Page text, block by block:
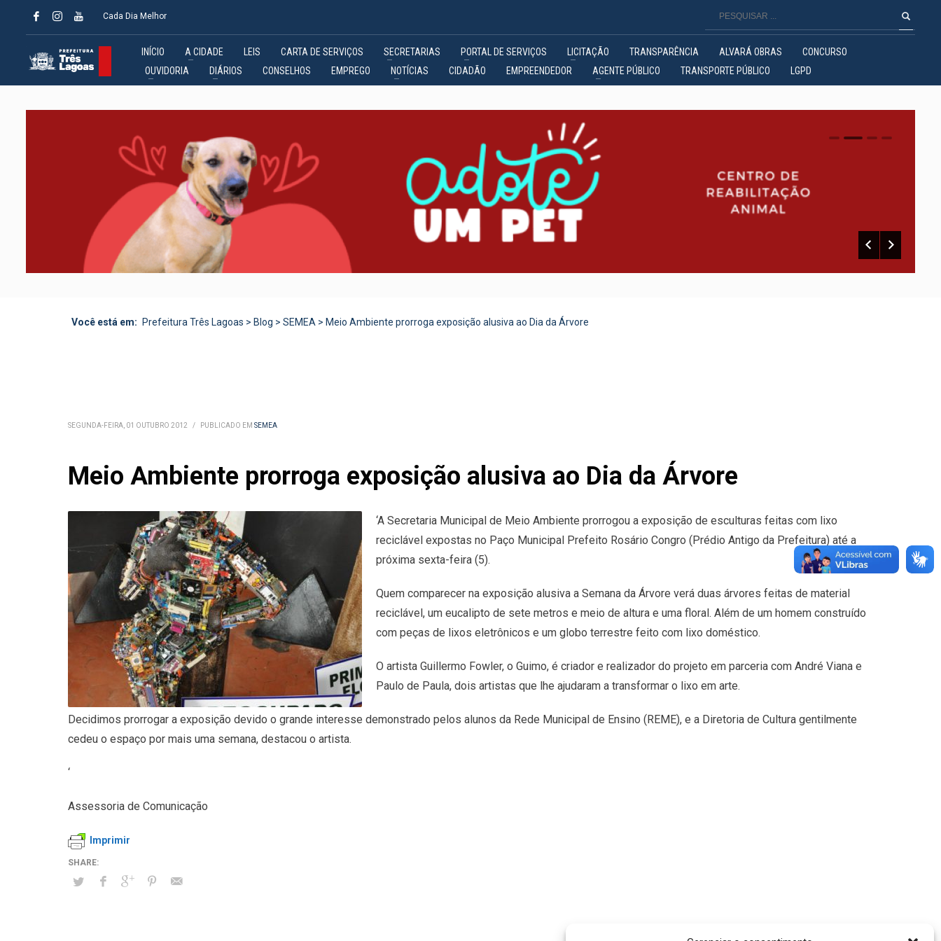
Cada Dia Melhor
INÍCIO A CIDADE LEIS CARTA DE SERVIÇOS SECRETARIAS PORTAL DE SERVIÇOS LICITAÇÃO TRANSPARÊNCIA ALVARÁ OBRAS
CONCURSO
OUVIDORIA
DIÁRIOS CONSELHOS EMPREGO NOTÍCIAS CIDADÃO EMPREENDEDOR AGENTE PÚBLICO TRANSPORTE PÚBLICO LGPD
0 1 2
Você está em: Prefeitura Três Lagoas > Blog > SEMEA > Meio Ambiente prorroga exposição alusiva ao Dia da Árvore
SEGUNDA-FEIRA, 01 OUTUBRO 2012 / PUBLICADO EM SEMEA
Meio Ambiente prorroga exposição alusiva ao Dia da Árvore
‘A Secretaria Municipal de Meio Ambiente prorrogou a exposição de esculturas feitas com lixo
reciclável expostas no Paço Municipal Prefeito Rosário Congro (Prédio Antigo da Prefeitura) até a
próxima sexta-feira (5).
Quem comparecer na exposição alusiva a Semana da Árvore verá duas árvores feitas de material
reciclável, um eucalipto de sete metros e meio de altura e uma floral. Além de um homem construído
com peças de lixos eletrônicos e um globo terrestre feito com lixo doméstico.
O artista Guillermo Fowler, o Guimo, é criador e realizador do projeto em parceria com André Viana e
Paulo de Paula, dois artistas que lhe ajudaram a transformar o lixo em arte.
Decidimos prorrogar a exposição devido o grande interesse demonstrado pelos alunos da Rede Municipal de Ensino (REME), e a Diretoria de Cultura gentilmente
cedeu o espaço por mais uma semana, destacou o artista.
‘
Assessoria de Comunicação
Imprimir